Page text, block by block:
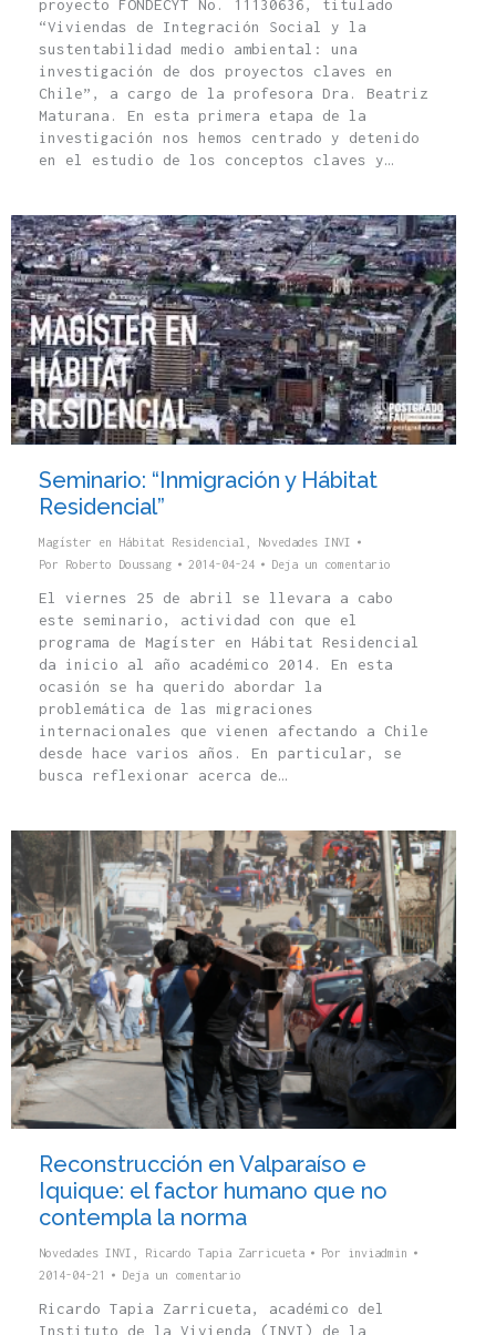
proyecto FONDECYT No. 11130636, titulado
“Viviendas de Integración Social y la
sustentabilidad medio ambiental: una
investigación de dos proyectos claves en
Chile”, a cargo de la profesora Dra. Beatriz
Maturana. En esta primera etapa de la
investigación nos hemos centrado y detenido
en el estudio de los conceptos claves y…
Seminario: “Inmigración y Hábitat
Residencial”
Magíster en Hábitat Residencial
Novedades INVI
Por Roberto Doussang 2014-04-24 Deja un comentario
El viernes 25 de abril se llevara a cabo
este seminario, actividad con que el
programa de Magíster en Hábitat Residencial
da inicio al año académico 2014. En esta
ocasión se ha querido abordar la
problemática de las migraciones
internacionales que vienen afectando a Chile
desde hace varios años. En particular, se
busca reflexionar acerca de…
Reconstrucción en Valparaíso e
Iquique: el factor humano que no
contempla la norma
Novedades INVI Ricardo Tapia Zarricueta Por
inviadmin
2014-04-21
Deja un comentario
Ricardo Tapia Zarricueta, académico del
Instituto de la Vivienda (INVI) de la